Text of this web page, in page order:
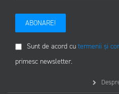
ABONARE!
Sunt de acord cu termenii și
primesc newsletter.